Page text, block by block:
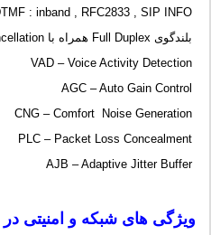
بلندگوی Full Duplex همراه با AEC – Acoustic Echo Cancellation
AJB – Adaptive Jitter Buffer
ویژگی های شبکه و امنیتی در